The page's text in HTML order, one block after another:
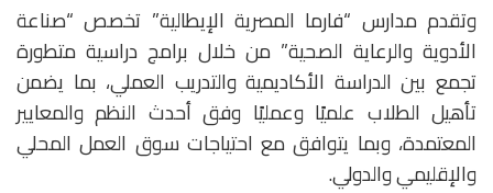
وتقدم مدارس “فارما المصرية الإيطالية” تخصص “صناعة
الأدوية والرعاية الصحية” من خلال برامج دراسية متطورة
تجمع بين الدراسة الأكاديمية والتدريب العملي، بما يضمن
تأهيل الطلاب علميًا وعمليًا وفق أحدث النظم والمعايير
المعتمدة، وبما يتوافق مع احتياجات سوق العمل المحلي
والإقليمي والدولي.